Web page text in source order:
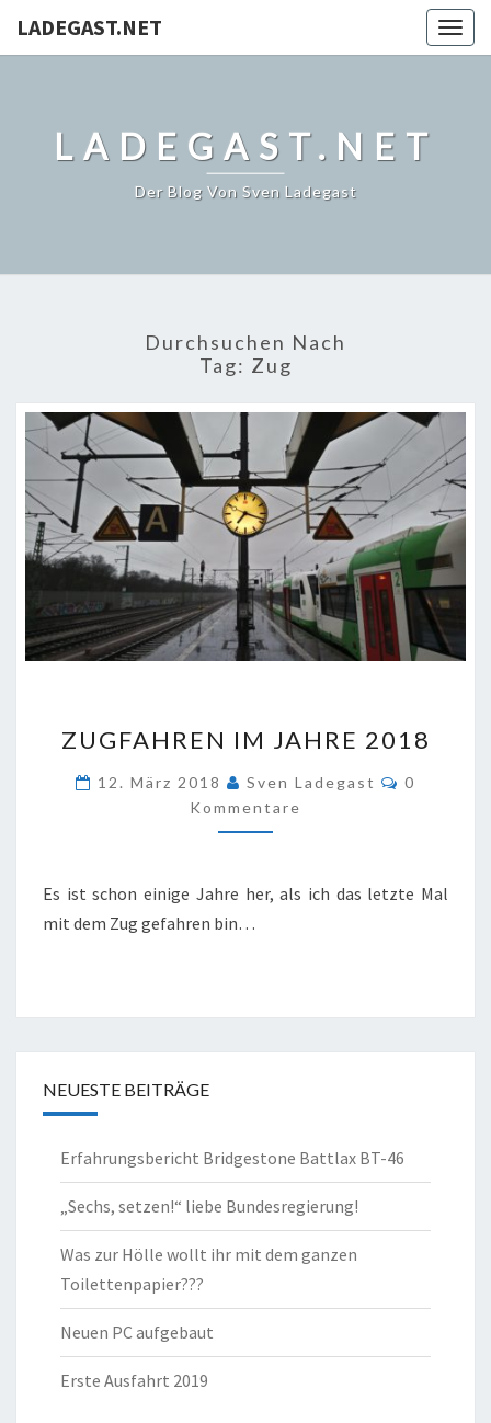
LADEGAST.NET
LADEGAST.NET
Der Blog Von Sven Ladegast
Durchsuchen Nach
Tag: Zug
IM
JAHRE
2018
ZUGFAHREN IM JAHRE 2018
12. März 2018 Sven Ladegast
0
Kommentare
Es ist schon einige Jahre her, als ich das letzte Mal
mit dem Zug gefahren bin…
NEUESTE BEITRÄGE
Erfahrungsbericht Bridgestone Battlax BT-46
„Sechs, setzen!“ liebe Bundesregierung!
Was zur Hölle wollt ihr mit dem ganzen
Toilettenpapier???
Neuen PC aufgebaut
Erste Ausfahrt 2019